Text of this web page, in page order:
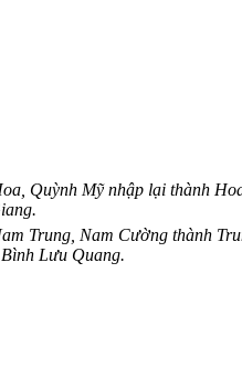
Quỳnh Mỹ nhập lại thành
Trung, Nam Cường thành
Lưu Quang.